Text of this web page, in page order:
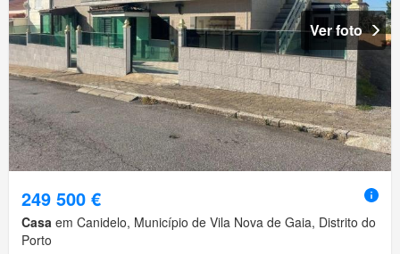
Ver foto
249 500 €
Casa em Canidelo, Município de Vila Nova de Gaia, Distrito do
Porto